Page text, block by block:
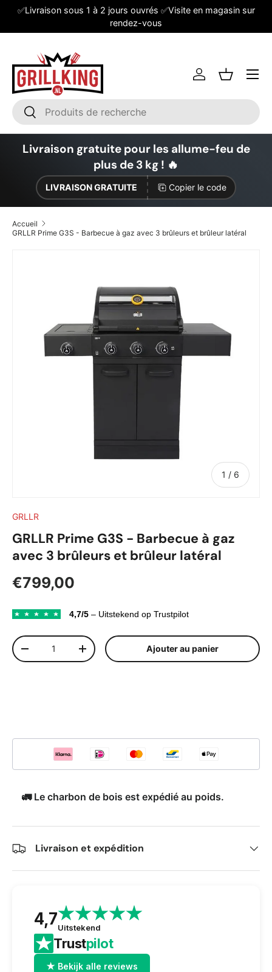
✅Livraison sous 1 à 2 jours ouvrés ✅Visite en magasin sur
rendez-vous
Recherche
Rechercher
Se connecter
Panier
Livraison gratuite pour les allume-feu de
plus de 3 kg ! 🔥
LIVRAISON GRATUITE Copier le code
Accueil
GRLLR Prime G3S - Barbecue à gaz avec 3 brûleurs et brûleur latéral
1 / de
6
GRLLR
GRLLR Prime G3S - Barbecue à gaz
avec 3 brûleurs et brûleur latéral
Prix habituel
€799,00
4,7/5 – Uitstekend op Trustpilot
Qté
Diminuer la quantitéAugmenter la quantitéAjouter au panier
🚛 Le charbon de bois est expédié au poids.
Livraison et expédition
4,7Uitstekend
Trustpilot
★ Bekijk alle reviews